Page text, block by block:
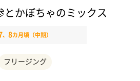
とかぼちゃのミックス
、 8カ月頃（中期）
フリージング